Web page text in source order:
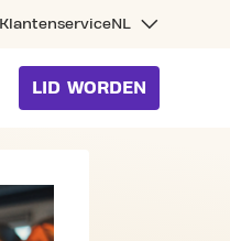
KlantenserviceNL
LID WORDEN